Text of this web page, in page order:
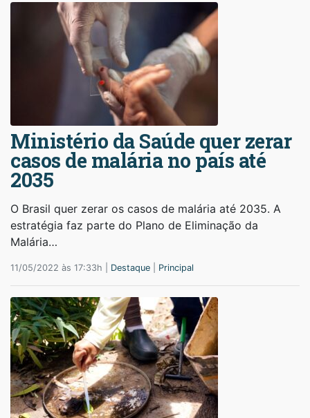
Ministério da Saúde quer zerar
casos de malária no país até
2035
O Brasil quer zerar os casos de malária até 2035. A
estratégia faz parte do Plano de Eliminação da
Malária…
11/05/2022 às 17:33h | Destaque Principal